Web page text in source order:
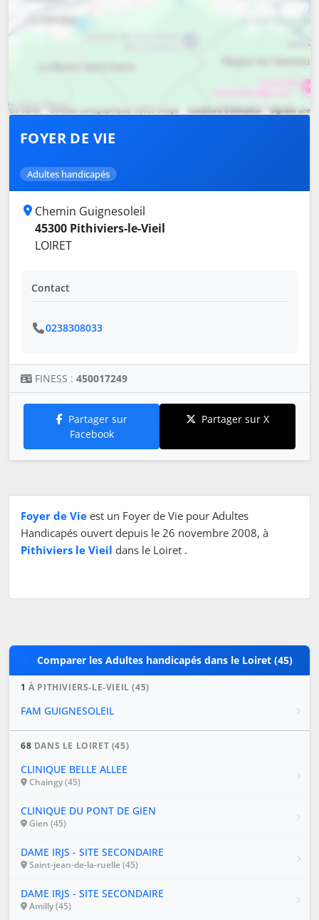
FOYER DE VIE
Adultes handicapés
Chemin Guignesoleil
45300 Pithiviers-le-Vieil
LOIRET
Contact
0238308033
FINESS : 450017249
Partager sur
Facebook
Partager sur X
Foyer de Vie est un Foyer de Vie pour Adultes
Handicapés ouvert depuis le 26 novembre 2008, à
Pithiviers le Vieil dans le Loiret .
Comparer les Adultes handicapés dans le Loiret (45)
1 À PITHIVIERS-LE-VIEIL (45)
FAM GUIGNESOLEIL
68 DANS LE LOIRET (45)
CLINIQUE BELLE ALLEE
Chaingy (45)
CLINIQUE DU PONT DE GIEN
Gien (45)
DAME IRJS - SITE SECONDAIRE
Saint-jean-de-la-ruelle (45)
DAME IRJS - SITE SECONDAIRE
Amilly (45)